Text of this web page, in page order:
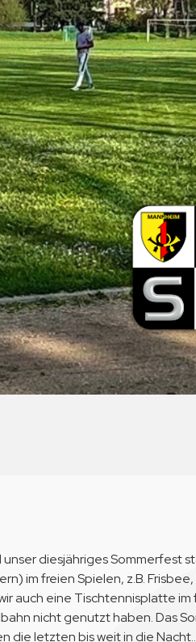
unser diesjähriges
im freien Spielen, z.B.
auch eine Tischtennisplatte
nicht genutzt haben. Das
die letzten bis weit in die